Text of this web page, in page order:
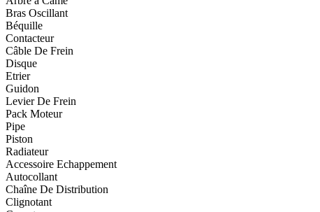
Bras Oscillant
Béquille
Contacteur
Câble De Frein
Disque
Etrier
Guidon
Levier De Frein
Pack Moteur
Pipe
Piston
Radiateur
Accessoire Echappement
Autocollant
Chaîne De Distribution
Clignotant